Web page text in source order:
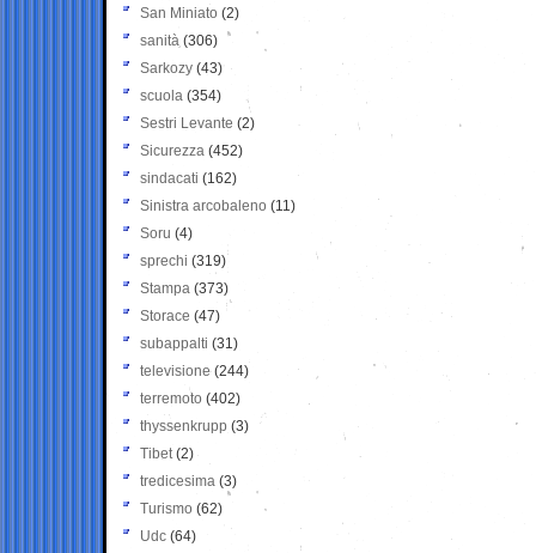
San Miniato (2)
sanità (306)
Sarkozy (43)
scuola (354)
Sestri Levante (2)
Sicurezza (452)
sindacati (162)
Sinistra arcobaleno (11)
Soru (4)
sprechi (319)
Stampa (373)
Storace (47)
subappalti (31)
televisione(244)
terremoto (402)
thyssenkrupp (3)
Tibet(2)
tredicesima (3)
Turismo (62)
Udc (64)